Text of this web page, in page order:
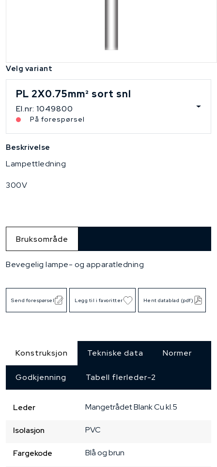
Velg variant
PL 2X0.75mm² sort snl
El.nr: 1049800
På forespørsel
Beskrivelse
Lampettledning
300V
Bruksområde
Bevegelig lampe- og apparatledning
Send forespørsel Legg til i favoritter Hent datablad (pdf)
Konstruksjon Tekniske data Normer
Godkjenning Tabell flerleder-2
Leder MangetrådetBlank Cukl.5
Isolasjon PVC
Fargekode Blå og brun